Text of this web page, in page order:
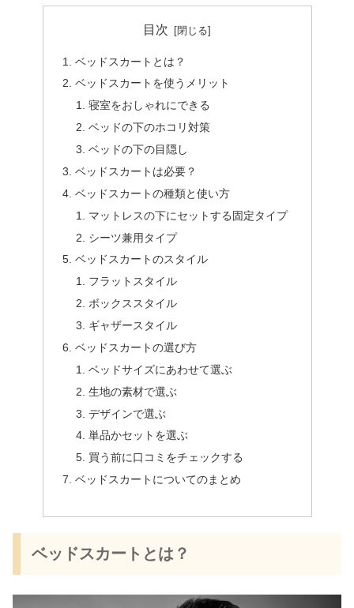
目次
ベッドスカートとは？
ベッドスカートを使うメリット
寝室をおしゃれにできる
ベッドの下のホコリ対策
ベッドの下の目隠し
ベッドスカートは必要？
ベッドスカートの種類と使い方
マットレスの下にセットする固定タイプ
シーツ兼用タイプ
ベッドスカートのスタイル
フラットスタイル
ボックススタイル
ギャザースタイル
ベッドスカートの選び方
ベッドサイズにあわせて選ぶ
生地の素材で選ぶ
デザインで選ぶ
単品かセットを選ぶ
買う前に口コミをチェックする
ベッドスカートについてのまとめ
ベッドスカートとは？